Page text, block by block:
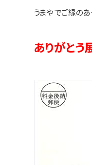
うまやでご縁のあ
ありがとう